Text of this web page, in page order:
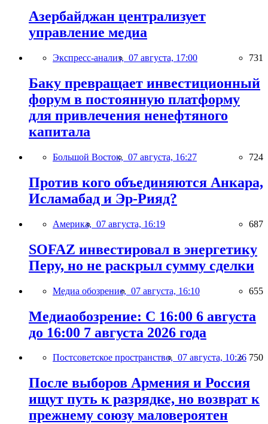
Азербайджан централизует
управление медиа
Экспресс-анализ, 07 августа, 17:00 731
Баку превращает инвестиционный
форум в постоянную платформу
для привлечения ненефтяного
капитала
Большой Восток, 07 августа, 16:27 724
Против кого объединяются Анкара,
Исламабад и Эр-Рияд?
Америка, 07 августа, 16:19 687
SOFAZ инвестировал в энергетику
Перу, но не раскрыл сумму сделки
Медиа обозрение, 07 августа, 16:10 655
Медиаобозрение: С 16:00 6 августа
до 16:00 7 августа 2026 года
Постсоветское пространство, 07 августа, 10:26 750
После выборов Армения и Россия
ищут путь к разрядке, но возврат к
прежнему союзу маловероятен